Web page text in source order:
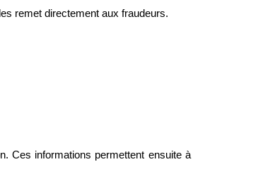
remet directement aux fraudeurs.
Ces informations permettent ensuite à